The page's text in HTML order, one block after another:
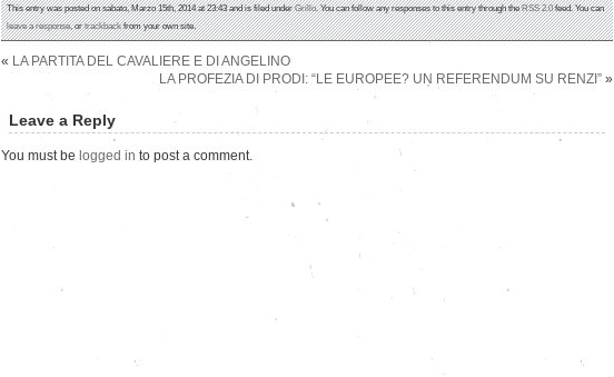
This entry was posted on sabato, Marzo 15th, 2014 at 23:43 and is filed underGrillo. You can follow any responses to this entry through theRSS 2.0feed. You can
leave a response, ortrackbackfrom your own site.
« LA PARTITA DEL CAVALIERE E DI ANGELINO
LA PROFEZIA DI PRODI: “LE EUROPEE? UN REFERENDUM SU RENZI” »
Leave a Reply
You must be logged in to post a comment.